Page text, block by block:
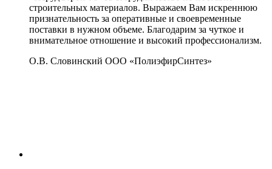
строительных материалов. Выражаем Вам искреннюю
признательность за оперативные и своевременные
поставки в нужном объеме. Благодарим за чуткое и
внимательное отношение и высокий профессионализм.
О.В. Словинский ООО «ПолиэфирСинтез»